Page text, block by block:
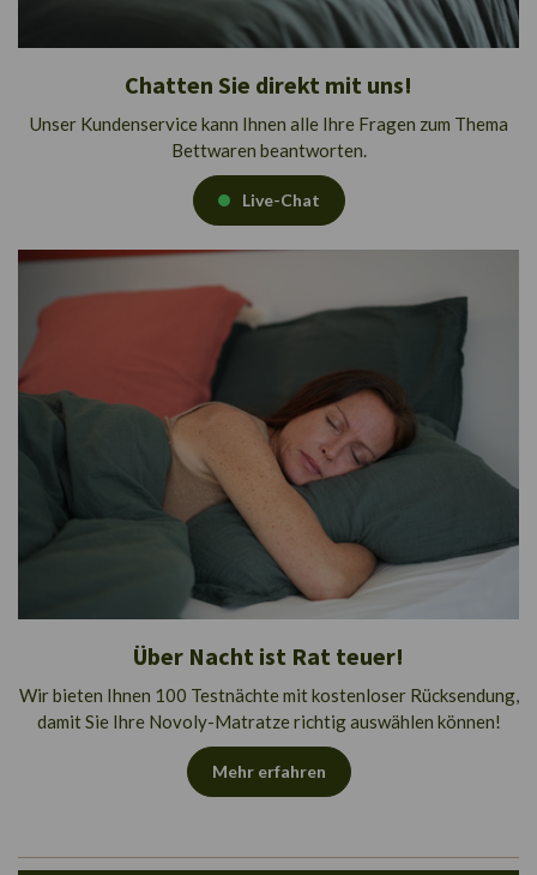
Chatten Sie direkt mit uns!
Unser Kundenservice kann Ihnen alle Ihre Fragen zum Thema
Bettwaren beantworten.
Live-Chat
Über Nacht ist Rat teuer!
Wir bieten Ihnen 100 Testnächte mit kostenloser Rücksendung,
damit Sie Ihre Novoly-Matratze richtig auswählen können!
Mehr erfahren